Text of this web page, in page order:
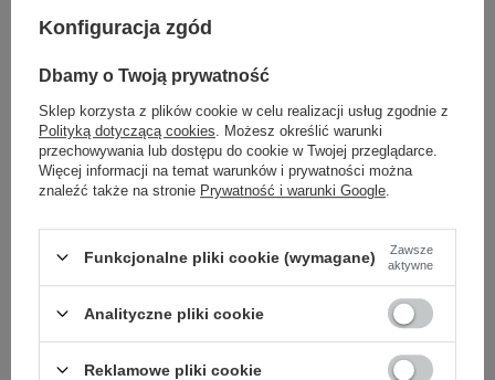
biało-czarny
One size 2016103275816 - +
Zobacz wszystkie kolory (+1)
ZALOGUJ SIĘ I ZOBACZ CENĘ
Konfiguracja zgód
Dbamy o Twoją prywatność
Sklep korzysta z plików cookie w celu realizacji usług zgodnie z
Polityką dotyczącą cookies . Możesz określić warunki
przechowywania lub dostępu do cookie w Twojej przeglądarce.
Więcej informacji na temat warunków i prywatności można
znaleźć także na stronie Prywatność i warunki Google
Funkcjonalne pliki cookie (wymagane)
Zawsze
aktywne
Analityczne pliki cookie
Reklamowe pliki cookie